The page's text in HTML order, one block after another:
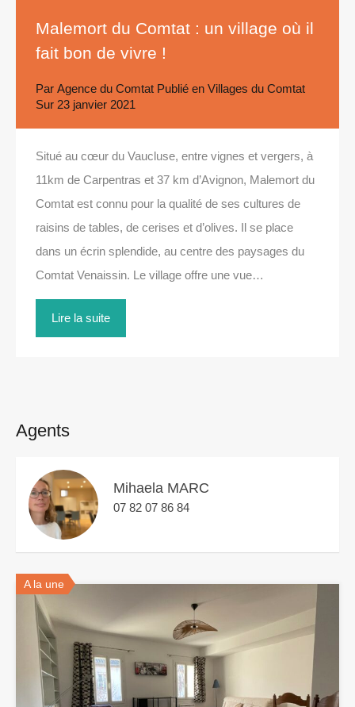
Malemort du Comtat : un village où il
fait bon de vivre !
Par Agence du Comtat Publié en Villages du Comtat
Sur 23 janvier 2021
Situé au cœur du Vaucluse, entre vignes et vergers, à
11km de Carpentras et 37 km d’Avignon, Malemort du
Comtat est connu pour la qualité de ses cultures de
raisins de tables, de cerises et d’olives. Il se place
dans un écrin splendide, au centre des paysages du
Comtat Venaissin. Le village offre une vue…
Lire la suite
Agents
Mihaela MARC
07 82 07 86 84
A la une